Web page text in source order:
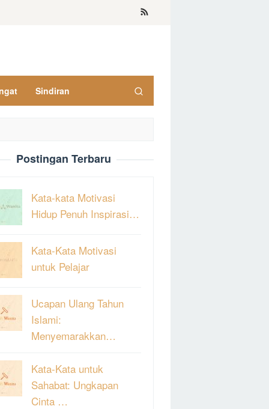
Sindiran
Postingan Terbaru
Kata-kata Motivasi
Hidup Penuh Inspirasi…
Kata-Kata Motivasi
untuk Pelajar
Ucapan Ulang Tahun
Islami:
Menyemarakkan…
Kata-Kata untuk
Sahabat: Ungkapan
Cinta …